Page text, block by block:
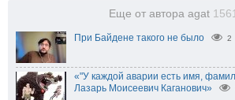
Еще от автора agat
При Байдене такого не было 2
«"У каждой аварии есть имя,
Лазарь Моисеевич Каганович»